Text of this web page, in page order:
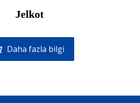
Jelkot
Daha fazla bilgi